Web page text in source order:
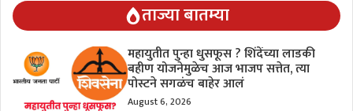
ताज्या बातम्या
महायुतीत पुन्हा धुसफूस ? शिंदेंच्या लाडकी
बहीण योजनेमुळेच आज भाजप सत्तेत, त्या
पोस्टने सगळंच बाहेर आलं
August 6, 2026